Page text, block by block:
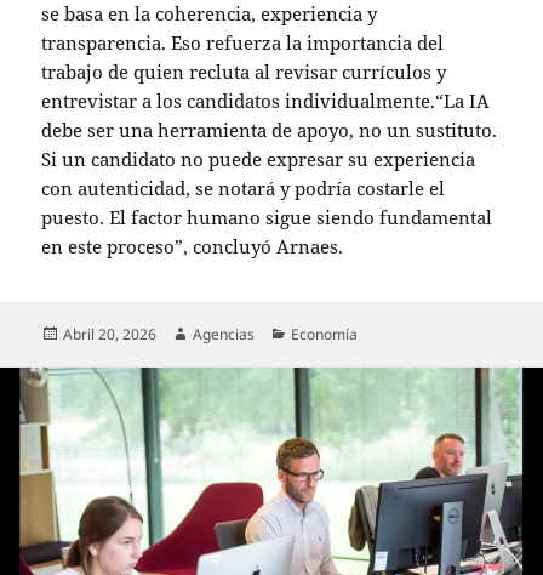
se basa en la coherencia, experiencia y
transparencia. Eso refuerza la importancia del
trabajo de quien recluta al revisar currículos y
entrevistar a los candidatos individualmente.“La IA
debe ser una herramienta de apoyo, no un sustituto.
Si un candidato no puede expresar su experiencia
con autenticidad, se notará y podría costarle el
puesto. El factor humano sigue siendo fundamental
en este proceso”, concluyó Arnaes.
Publicado
Abril 20, 2026 Autor
Agencias Categorías
Economía